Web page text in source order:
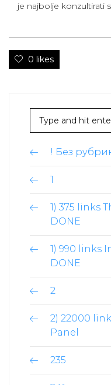
je najbolje konzultirati
0 likes
! Без
1
1) 375 links
DONE
1) 990 links
DONE
2
2) 22000
Panel
235